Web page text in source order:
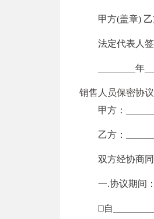
甲方(盖章)
法定代表人
________年
销售人员保密协
甲方：
乙方：
双方经协商
一.协议期间：
□自